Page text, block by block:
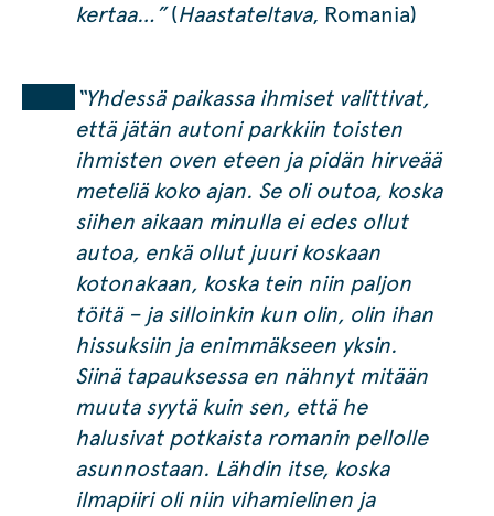
kertaa…”(Haastateltava, Romania)
“Yhdessä paikassa ihmiset valittivat,
että jätän autoni parkkiin toisten
ihmisten oven eteen ja pidän hirveää
meteliä koko ajan. Se oli outoa, koska
siihen aikaan minulla ei edes ollut
autoa, enkä ollut juuri koskaan
kotonakaan, koska tein niin paljon
töitä – ja silloinkin kun olin, olin ihan
hissuksiin ja enimmäkseen yksin.
Siinä tapauksessa en nähnyt mitään
muuta syytä kuin sen, että he
halusivat potkaista romanin pellolle
asunnostaan. Lähdin itse, koska
ilmapiiri oli niin vihamielinen ja